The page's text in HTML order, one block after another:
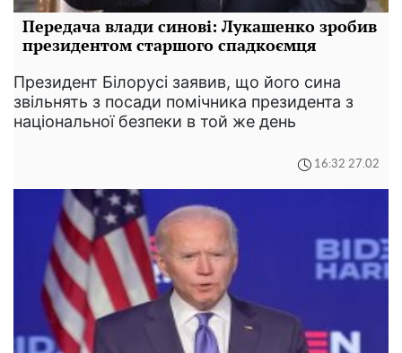
Передача влади синові: Лукашенко зробив
президентом старшого спадкоємця
Президент Білорусі заявив, що його сина
звільнять з посади помічника президента з
національної безпеки в той же день
16:32 27.02